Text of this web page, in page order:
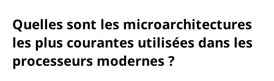
Quelles sont les microarchitectures
les plus courantes utilisées dans les
processeurs modernes ?